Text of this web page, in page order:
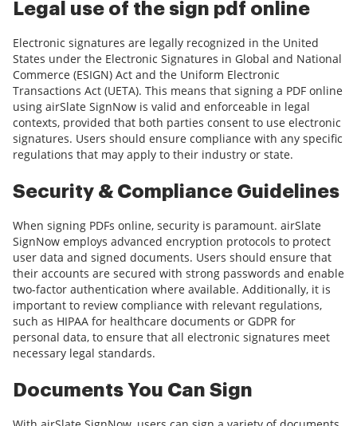
Legal use of the sign pdf online
Electronic signatures are legally recognized in the United
States under the Electronic Signatures in Global and National
Commerce (ESIGN) Act and the Uniform Electronic
Transactions Act (UETA). This means that signing a PDF online
using airSlate SignNow is valid and enforceable in legal
contexts, provided that both parties consent to use electronic
signatures. Users should ensure compliance with any specific
regulations that may apply to their industry or state.
Security & Compliance Guidelines
When signing PDFs online, security is paramount. airSlate
SignNow employs advanced encryption protocols to protect
user data and signed documents. Users should ensure that
their accounts are secured with strong passwords and enable
two-factor authentication where available. Additionally, it is
important to review compliance with relevant regulations,
such as HIPAA for healthcare documents or GDPR for
personal data, to ensure that all electronic signatures meet
necessary legal standards.
Documents You Can Sign